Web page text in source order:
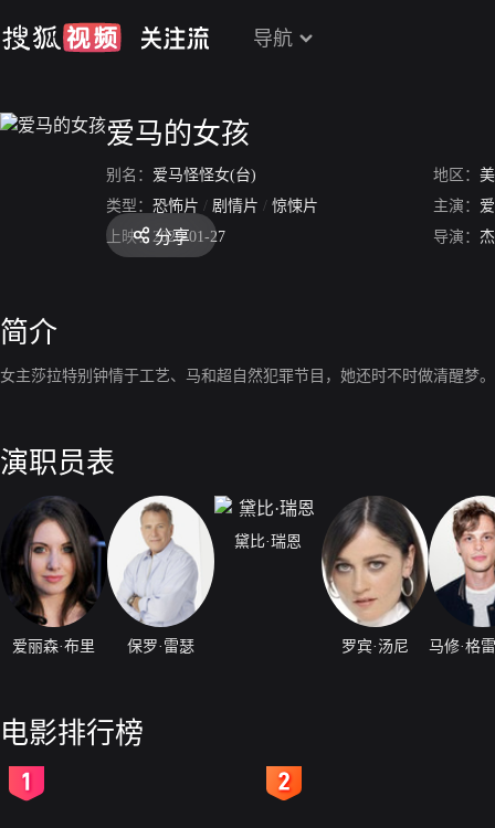
导航
爱马的女孩
别名： 爱马怪怪女(台) 地区：
类型： 恐怖片 / 剧情片 / 惊悚片 主演：
上映： 2020-01-27 导演：
分享
简介
女主莎拉特别钟情于工艺、马和超自然犯罪节目，她还时不时做清醒梦
演职员表
爱丽森·布里 保罗·雷瑟
黛比·瑞恩
罗宾·汤尼
电影排行榜